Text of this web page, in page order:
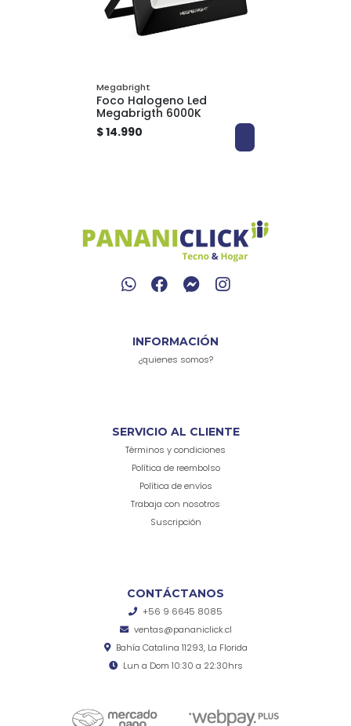
Megabright
Foco Halogeno Led
Megabrigth 6000K
$ 14.990
INFORMACIÓN
¿quienes somos?
SERVICIO AL CLIENTE
Términos y condiciones
Política de reembolso
Política de envíos
Trabaja con nosotros
Suscripción
CONTÁCTANOS
+56 9 6645 8085
ventas@pananiclick.cl
Bahía Catalina 11293, La Florida
Lun a Dom 10:30 a 22:30hrs